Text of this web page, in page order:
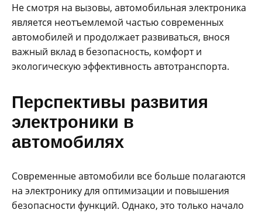
Не смотря на вызовы, автомобильная электроника
является неотъемлемой частью современных
автомобилей и продолжает развиваться, внося
важный вклад в безопасность, комфорт и
экологическую эффективность автотранспорта.
Перспективы развития
электроники в
автомобилях
Современные автомобили все больше полагаются
на электронику для оптимизации и повышения
безопасности функций. Однако, это только начало